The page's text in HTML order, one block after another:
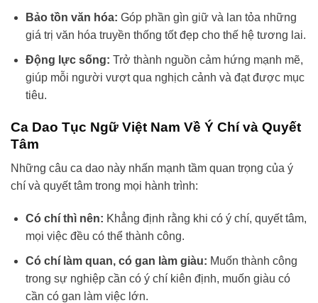
Bảo tồn văn hóa: Góp phần gìn giữ và lan tỏa những
giá trị văn hóa truyền thống tốt đẹp cho thế hệ tương lai.
Động lực sống: Trở thành nguồn cảm hứng mạnh mẽ,
giúp mỗi người vượt qua nghịch cảnh và đạt được mục
tiêu.
Ca Dao Tục Ngữ Việt Nam Về Ý Chí và Quyết
Tâm
Những câu ca dao này nhấn mạnh tầm quan trọng của ý
chí và quyết tâm trong mọi hành trình:
Có chí thì nên: Khẳng định rằng khi có ý chí, quyết tâm,
mọi việc đều có thể thành công.
Có chí làm quan, có gan làm giàu: Muốn thành công
trong sự nghiệp cần có ý chí kiên định, muốn giàu có
cần có gan làm việc lớn.